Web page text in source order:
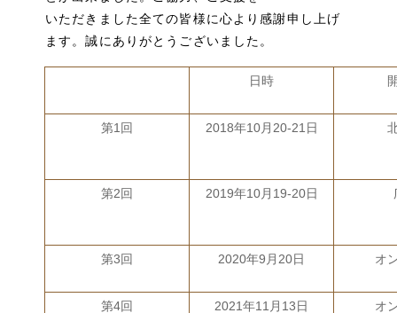
いただきました全ての皆様に心より感謝申し上げ
ます。誠にありがとうございました。
日時
第1回 2018年10月20-21日
第2回 2019年10月19-20日
第3回 2020年9月20日 オ
第4回 2021年11月13日 オ